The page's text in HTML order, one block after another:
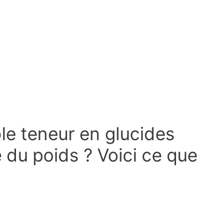
teneur en glucides
poids ? Voici ce que